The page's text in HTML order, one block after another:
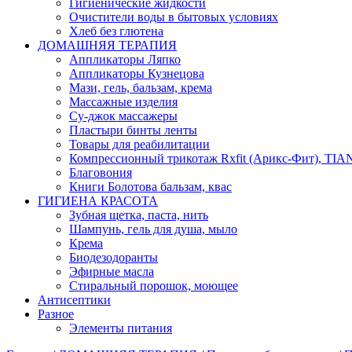
Гигиенические жидкости
Очистители воды в бытовых условиях
Хлеб без глютена
ДОМАШНЯЯ ТЕРАПИЯ
Аппликаторы Ляпко
Аппликаторы Кузнецова
Мази, гель, бальзам, крема
Массажные изделия
Су-джок массажеры
Пластыри бинты ленты
Товары для реабилитации
Компрессионный трикотаж Rxfit (Арикс-Фит),
Благовония
Книги Болотова бальзам, квас
ГИГИЕНА КРАСОТА
Зубная щетка, паста, нить
Шампунь, гель для душа, мыло
Крема
Биодезодоранты
Эфирные масла
Стиральный порошок, моющее
Антисептики
Разное
Элементы питания